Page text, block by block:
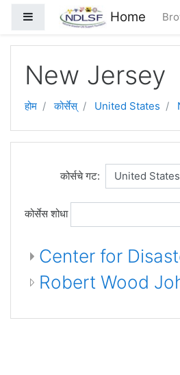
Side panel Home
New Jersey
होम कोर्सेस् United States
कोर्सचे गट:
कोर्सेस शोधा
Center for
Robert Wood